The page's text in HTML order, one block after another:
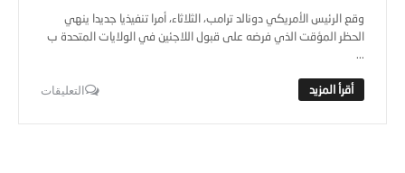
وقع الرئيس الأمريكي دونالد ترامب، الثلاثاء، أمرا تنفيذيا جديدا ينهي
الحظر المؤقت الذي فرضه على قبول اللاجئين في الولايات المتحدة ب
...
التعليقات